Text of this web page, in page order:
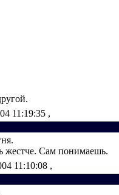
11:19:35 ,
жестче. Сам понимаешь.
11:10:08 ,